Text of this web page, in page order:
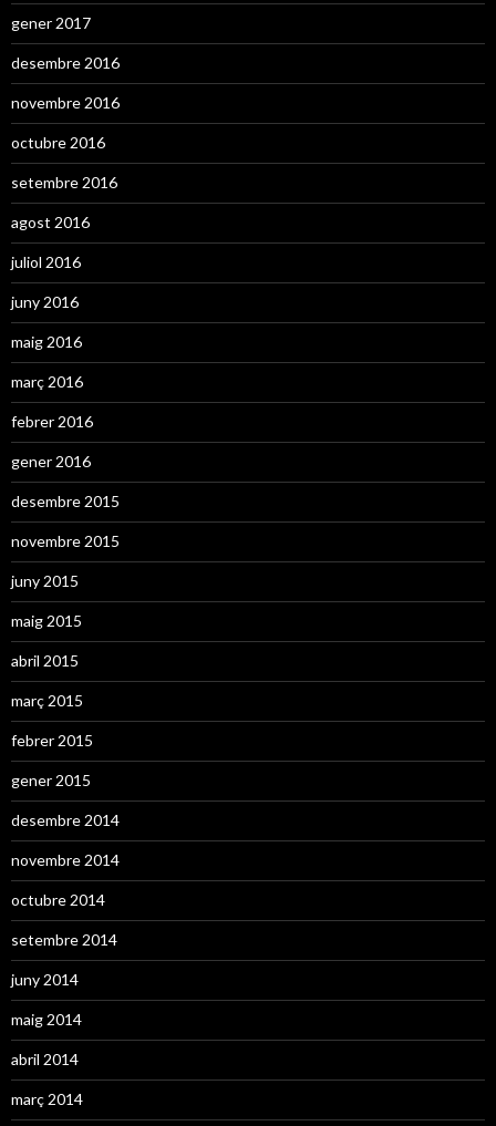
gener 2017
desembre 2016
novembre 2016
octubre 2016
setembre 2016
agost 2016
juliol 2016
juny 2016
maig 2016
març 2016
febrer 2016
gener 2016
desembre 2015
novembre 2015
juny 2015
maig 2015
abril 2015
març 2015
febrer 2015
gener 2015
desembre 2014
novembre 2014
octubre 2014
setembre 2014
juny 2014
maig 2014
abril 2014
març 2014